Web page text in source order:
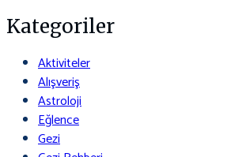
Kategoriler
Aktiviteler
Alışveriş
Astroloji
Eğlence
Gezi